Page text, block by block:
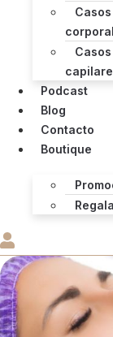
Podcast
Blog
Contacto
Boutique